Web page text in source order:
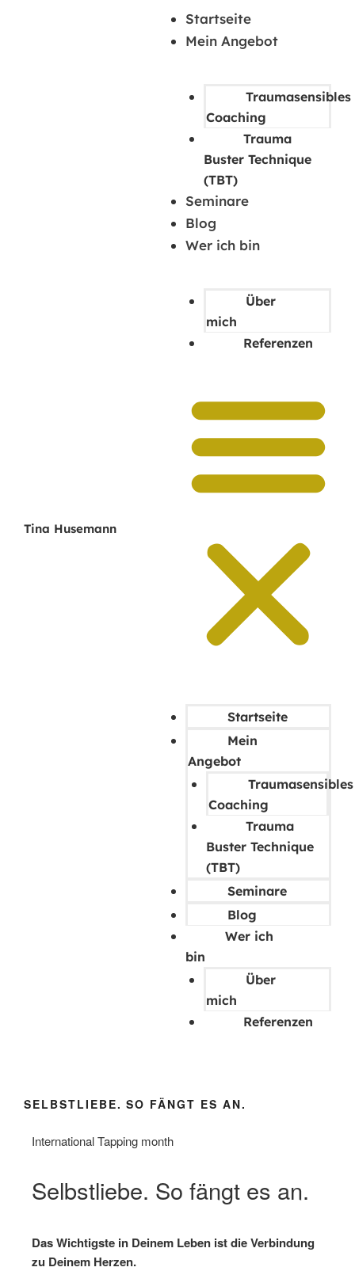
Tina Husemann
Startseite
Mein Angebot
Traumasensibles
Coaching
Trauma
Buster Technique
(TBT)
Seminare
Blog
Wer ich bin
Über
mich
Referenzen
Startseite
Mein
Angebot
Traumasensibles
Coaching
Trauma
Buster Technique
(TBT)
Seminare
Blog
Wer ich
bin
Über
mich
Referenzen
SELBSTLIEBE. SO FÄNGT ES AN.
International Tapping month
Selbstliebe. So fängt es an.
Das Wichtigste in Deinem Leben ist die Verbindung
zu Deinem Herzen.